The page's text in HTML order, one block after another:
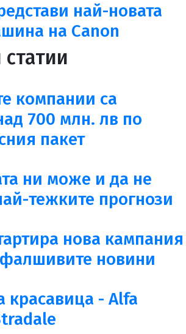
най-новата
на Canon
компании са
700 млн. лв по
пакет
ни може и да не
тежките прогнози
нова кампания
новини
красавица - Alfa